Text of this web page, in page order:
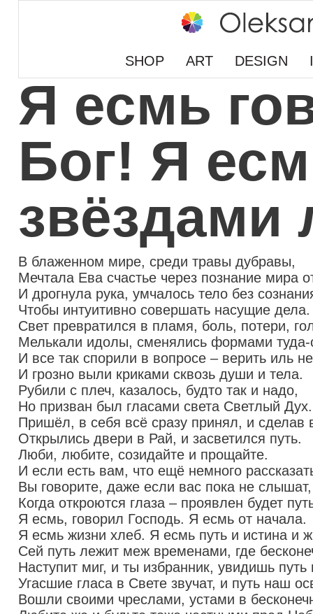
SHOP ART DESIGN
Я есмь
Бог! Я
звёздами
В блаженном мире, среди травы дубравы,
Мечтала Ева счастье через познание мира
И дрогнула рука, умчалось тело без
Чтобы интуитивно совершать насущие дела.
Свет превратился в пламя, боль, потери,
Мелькали идолы, сменялись формами
И все так спорили в вопросе – верить иль
И грозно выли криками сквозь души и тела.
Рубили с плеч, казалось, будто так и надо,
Но призван был гласами света Светлый Дух.
Пришёл, в себя всё сразу принял, и сделав
Открылись двери в Рай, и засветился путь.
Люби, любите, созидайте и прощайте.
И если есть вам, что ещё немного
Вы говорите, даже если вас пока не слышат,
Когда откроются глаза – проявлен будет
Я есмь, говорил Господь. Я есмь от начала.
Я есмь жизни хлеб. Я есмь путь и истина и
Сей путь лежит меж временами, где
Наступит миг, и ты избранник, увидишь путь
Угасшие гласа в Свете звучат, и путь наш
Вошли своими чреслами, устами в